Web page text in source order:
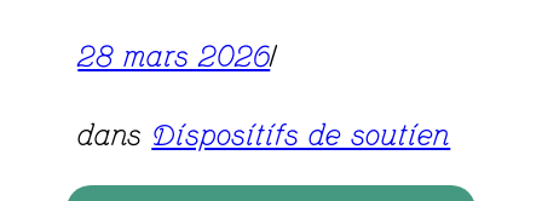
28 mars 2026|
dans Dispositifs de soutien